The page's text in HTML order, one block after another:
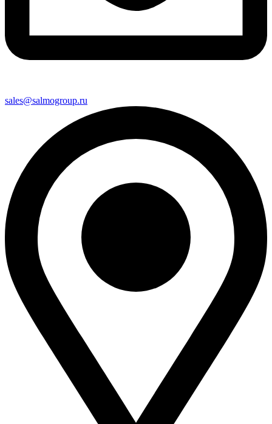
sales@salmogroup.ru